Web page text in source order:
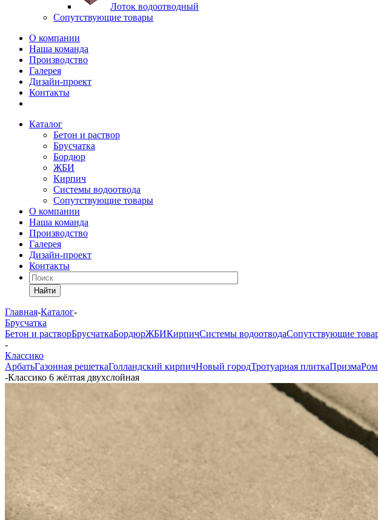
Лоток водоотводный
Сопутствующие товары
О компании
Наша команда
Производство
Галерея
Дизайн-проект
Контакты
Каталог
Бетон и раствор
Брусчатка
Бордюр
ЖБИ
Кирпич
Системы водоотвода
Сопутствующие товары
О компании
Наша команда
Производство
Галерея
Дизайн-проект
Контакты
Найти
Главная-Каталог-
Брусчатка
Бетон и растворБрусчаткаБордюрЖБИКирпичСистемы водоотводаСопутствующие
-
Классико
АрбатьГазонная решеткаГолландский кирпичНовый городТротуарная плиткаПризма
-Классико 6 жёлтая двухслойная